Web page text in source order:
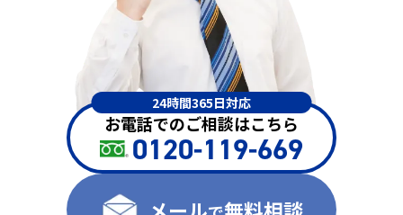
24時間365日対応
お電話でのご相談はこちら
0120-119-669